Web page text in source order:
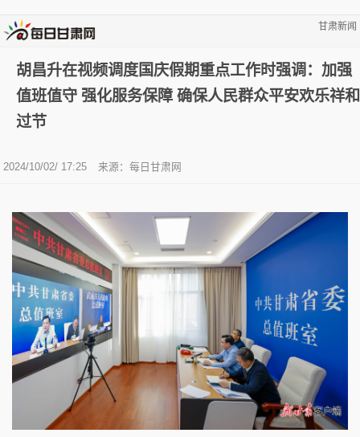
甘肃新闻
胡昌升在视频调度国庆假期重点工作时强调：加强
值班值守 强化服务保障 确保人民群众平安欢乐祥和
过节
2024/10/02/ 17:25 来源：每日甘肃网